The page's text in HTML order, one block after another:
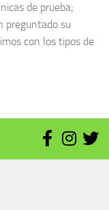
de prueba;
preguntado su
con los tipos de